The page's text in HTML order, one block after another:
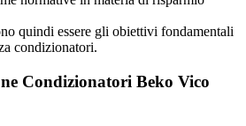
quindi essere gli obiettivi fondamentali
condizionatori.
Condizionatori Beko Vico